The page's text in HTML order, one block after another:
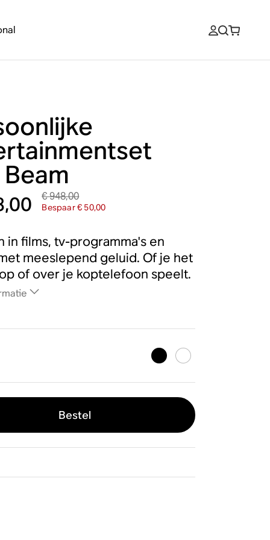
€ 948,00
Bespaar € 50,00
in films, tv-programma's en
meeslepend geluid. Of je het
of over je koptelefoon speelt.
Bestel